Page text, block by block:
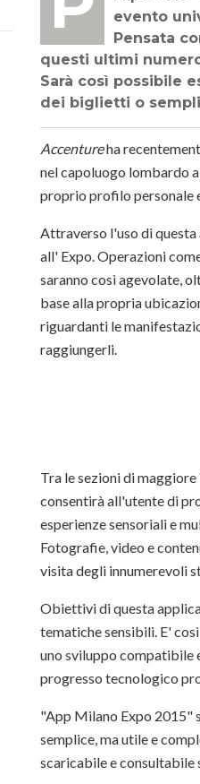
evento
Pensata
questi ultimi
Sarà così possibile
dei biglietti o
Accentureha
nel capoluogo lombardo
proprio profilo personale
Attraverso l'uso di
all' Expo. Operazioni
saranno così agevolate,
base alla propria
riguardanti le
raggiungerli.
Tra le sezioni di
consentirà all'utente di
esperienze sensoriali e
Fotografie, video e
visita degli innumerevoli
Obiettivi di questa
tematiche sensibili. E'
uno sviluppo compatibile
progresso tecnologico
"App Milano Expo 2015"
semplice, ma utile e
scaricabile e consultabile